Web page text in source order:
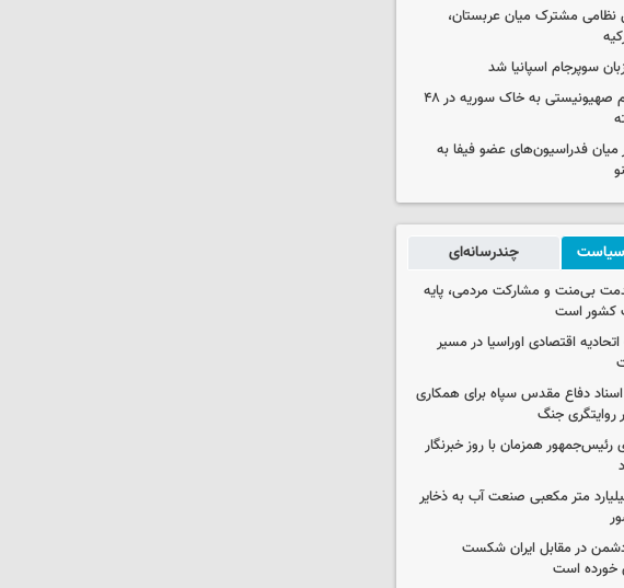
نظامی مشترک میان عربستان،
سوپرجام اسپانیا شد
۱۷ تجاوز رژیم صهیونیستی به خاک سوریه در ۴۸
فدراسیون‌های عضو فیفا به
سیاست چندرسانه‌ای
بی‌منت و مشارکت مردمی، پایه
کشور است
اقتصادی اوراسیا در مسیر
اسناد دفاع مقدس سپاه برای همکاری
روایتگری جنگ
همزمان با روز خبرنگار
۱۵۰ میلیارد متر مکعبی صنعت آب به ذخایر
در مقابل ایران شکست
خورده است